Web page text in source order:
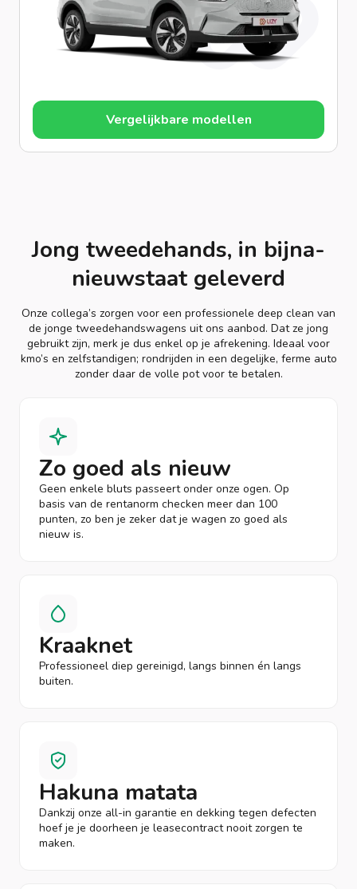
Vergelijkbare modellen
Jong tweedehands, in bijna-
nieuwstaat geleverd
Onze collega’s zorgen voor een professionele deep clean van
de jonge tweedehandswagens uit ons aanbod. Dat ze jong
gebruikt zijn, merk je dus enkel op je afrekening. Ideaal voor
kmo’s en zelfstandigen; rondrijden in een degelijke, ferme auto
zonder daar de volle pot voor te betalen.
Zo goed als nieuw
Geen enkele bluts passeert onder onze ogen. Op
basis van de rentanorm checken meer dan 100
punten, zo ben je zeker dat je wagen zo goed als
nieuw is.
Kraaknet
Professioneel diep gereinigd, langs binnen én langs
buiten.
Hakuna matata
Dankzij onze all-in garantie en dekking tegen defecten
hoef je je doorheen je leasecontract nooit zorgen te
maken.